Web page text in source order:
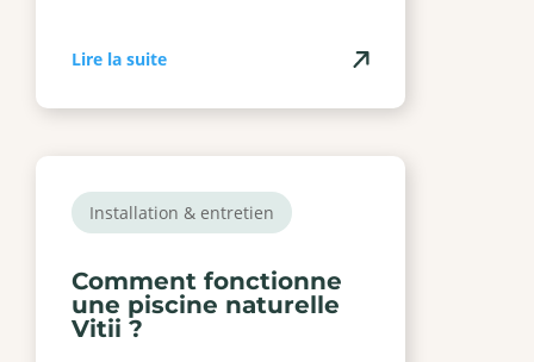
Lire la suite
Installation & entretien
Comment fonctionne
une piscine naturelle
Vitii ?